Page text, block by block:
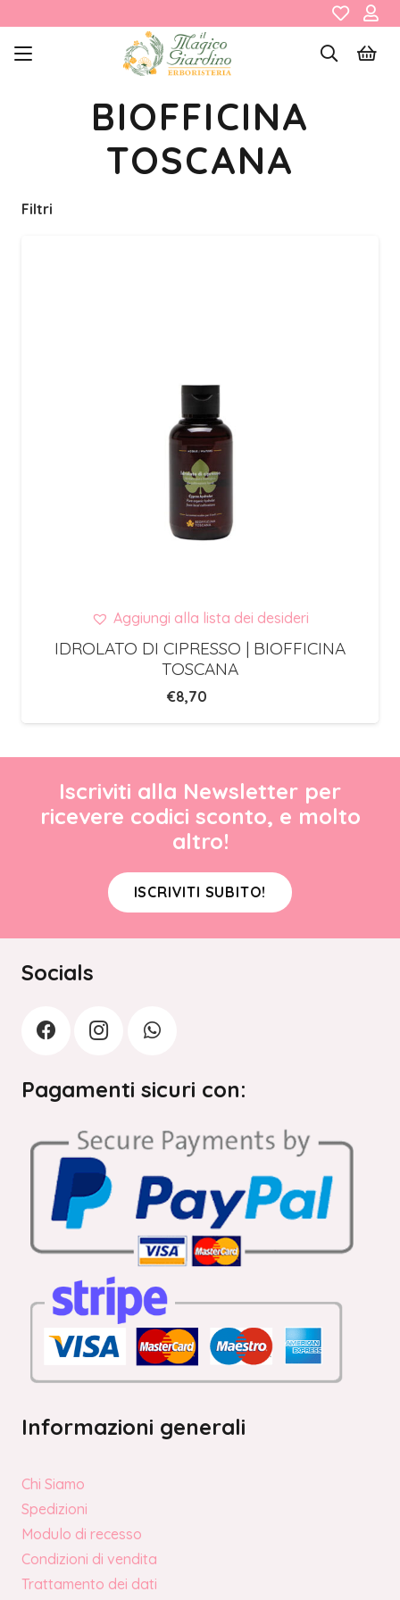
BIOFFICINA
TOSCANA
Filtri
Aggiungi alla lista dei desideri
IDROLATO DI CIPRESSO | BIOFFICINA
TOSCANA
€8,70
Iscriviti alla Newsletter per
ricevere codici sconto, e molto
altro!
ISCRIVITI SUBITO!
Socials
Pagamenti sicuri con:
Informazioni generali
Chi Siamo
Spedizioni
Modulo di recesso
Condizioni di vendita
Trattamento dei dati